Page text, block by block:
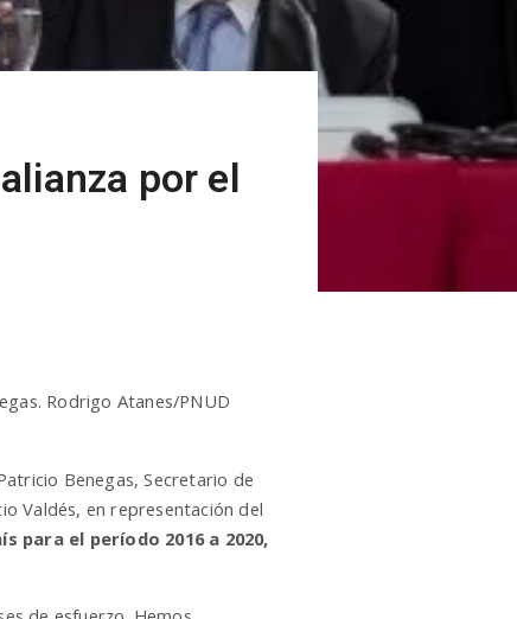
por el
Rodrigo Atanes/PNUD
Benegas, Secretario de
Valdés, en representación del
para el período 2016 a 2020,